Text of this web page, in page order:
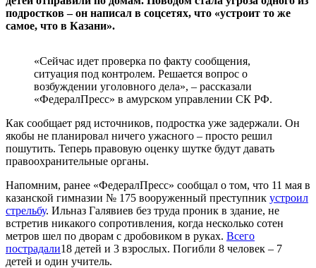
подростков – он написал в соцсетях, что «устроит то же
самое, что в Казани».
«Сейчас идет проверка по факту сообщения,
ситуация под контролем. Решается вопрос о
возбуждении уголовного дела», – рассказали
«ФедералПресс» в амурском управлении СК РФ.
Как сообщает ряд источников, подростка уже задержали. Он
якобы не планировал ничего ужасного – просто решил
пошутить. Теперь правовую оценку шутке будут давать
правоохранительные органы.
Напомним, ранее «ФедералПресс» сообщал о том, что 11 мая в
казанской гимназии № 175 вооруженный преступник устроил
стрельбу. Ильназ Галявиев без труда проник в здание, не
встретив никакого сопротивления, когда несколько сотен
метров шел по дворам с дробовиком в руках. Всего
пострадали18 детей и 3 взрослых. Погибли 8 человек – 7
детей и один учитель.